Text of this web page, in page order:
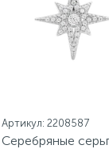
Артикул: 2208587
Серебряные